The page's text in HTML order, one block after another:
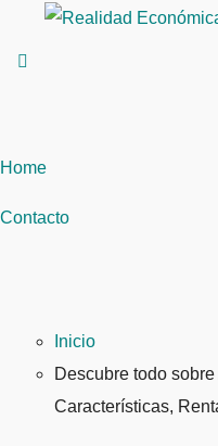
Home
Contacto
Inicio
Descubre todo
Características,